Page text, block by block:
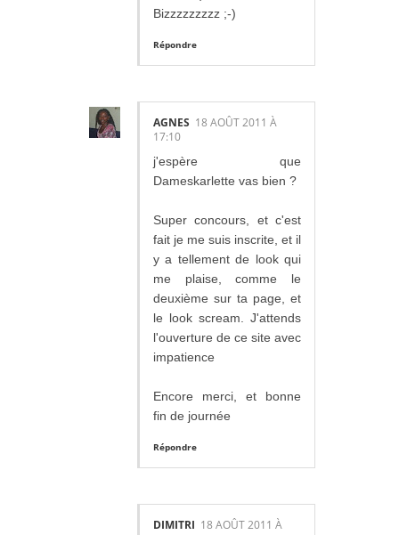
Bizzzzzzzzz ;-)
Répondre
AGNES 18 AOÛT 2011 À
17:10
j'espère que
Dameskarlette vas bien ?
Super concours, et c'est
fait je me suis inscrite, et il
y a tellement de look qui
me plaise, comme le
deuxième sur ta page, et
le look scream. J'attends
l'ouverture de ce site avec
impatience
Encore merci, et bonne
fin de journée
Répondre
DIMITRI 18 AOÛT 2011 À